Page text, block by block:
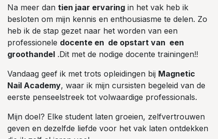
Na meer dan tien jaar ervaring in het vak heb ik
besloten om mijn kennis en enthousiasme te delen. Zo
heb ik de stap gezet naar het worden van een
professionele docente en de opstart van een
groothandel .Dit met de nodige docente trainingen!!
Vandaag geef ik met trots opleidingen bij Magnetic
Nail Academy, waar ik mijn cursisten begeleid van de
eerste penseelstreek tot volwaardige professionals.
Mijn doel? Elke student laten groeien, zelfvertrouwen
geven en dezelfde liefde voor het vak laten ontdekken